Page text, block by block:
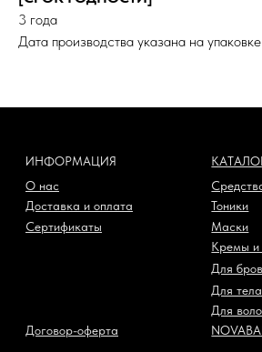
3 года
Дата производства указана на упаковке